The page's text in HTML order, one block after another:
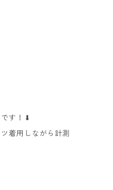
す！⬇︎
着用しながら計測